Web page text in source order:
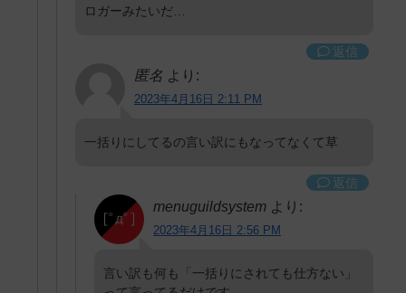
ロガーみたいだ…
返信
匿名 より:
2023年4月16日 2:11 PM
一括りにしてるの言い訳にもなってなくて草
返信
menuguildsystem より:
2023年4月16日 2:56 PM
言い訳も何も「一括りにされても仕方ない」